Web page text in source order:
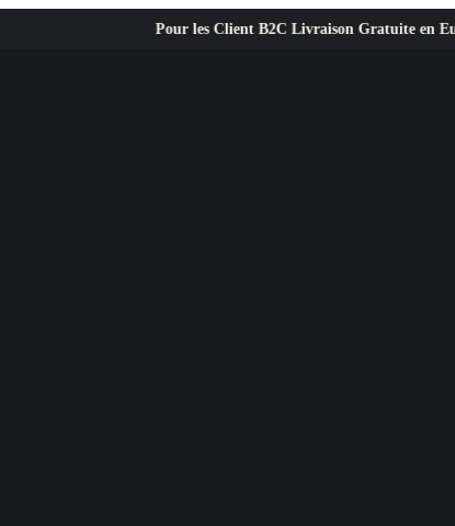
Pour les Client B2C Livraison Gratuite en Europe ✦